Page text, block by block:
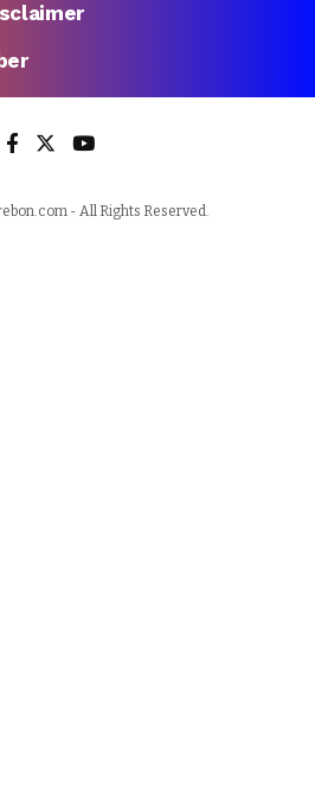
- All Rights Reserved.